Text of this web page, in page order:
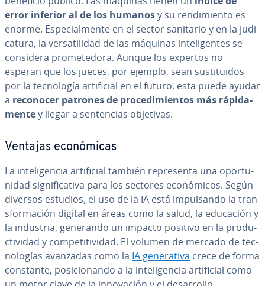
error inferior al de los humanosy su re­n­di­mie­n­to es
enorme. Es­pe­cia­l­me­n­te en el sector sanitario y en la ju­di­
ca­tu­ra, la ve­r­sa­ti­li­dad de las máquinas in­te­li­ge­n­tes se
considera pro­me­te­do­ra. Aunque los expertos no
esperan que los jueces, por ejemplo, sean su­s­ti­tui­dos
por la te­c­no­lo­gía ar­ti­fi­cial en el futuro, esta puede ayudar
a reconocer patrones de pro­ce­di­mie­n­tos más rá­pi­da­
me­n­tey llegar a se­n­te­n­cias objetivas.
Ventajas eco­nó­mi­cas
La in­te­li­ge­n­cia ar­ti­fi­cial también re­pre­se­n­ta una opo­r­tu­
ni­dad si­g­ni­fi­ca­ti­va para los sectores eco­nó­mi­cos. Según
diversos estudios, el uso de la IA está im­pu­l­sa­n­do la tra­n­
s­fo­r­ma­ción digital en áreas como la salud, la educación y
la industria, generando un impacto positivo en la pro­du­
c­ti­vi­dad y co­m­pe­ti­ti­vi­dad. El volumen de mercado de te­c­
no­lo­gías avanzadas como la IA ge­ne­ra­ti­va crece de forma
constante, po­si­cio­na­n­do a la in­te­li­ge­n­cia ar­ti­fi­cial como